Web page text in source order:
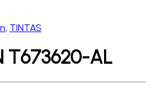
, TINTAS
T673620-AL